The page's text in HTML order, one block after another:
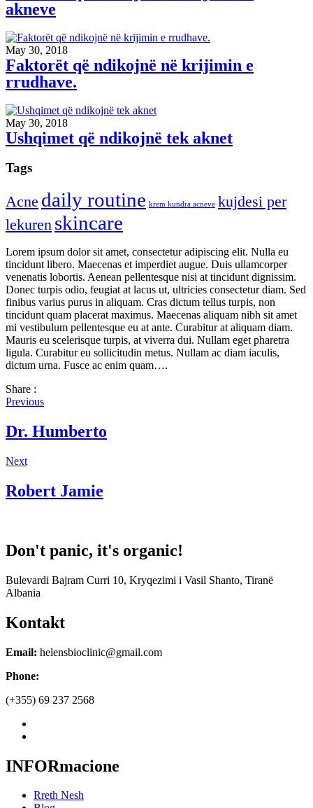
akneve
May 30, 2018
Faktorët që ndikojnë në krijimin e
rrudhave.
May 30, 2018
Ushqimet që ndikojnë tek aknet
Tags
Acne daily routine krem kundra acneve kujdesi per
lekuren skincare
Lorem ipsum dolor sit amet, consectetur adipiscing elit. Nulla eu
tincidunt libero. Maecenas et imperdiet augue. Duis ullamcorper
venenatis lobortis. Aenean pellentesque nisi at tincidunt dignissim.
Donec turpis odio, feugiat at lacus ut, ultricies consectetur diam. Sed
finibus varius purus in aliquam. Cras dictum tellus turpis, non
tincidunt quam placerat maximus. Maecenas aliquam nibh sit amet
mi vestibulum pellentesque eu at ante. Curabitur at aliquam diam.
Mauris eu scelerisque turpis, at viverra dui. Nullam eget pharetra
ligula. Curabitur eu sollicitudin metus. Nullam ac diam iaculis,
dictum urna. Fusce ac enim quam….
Share :
Previous
Dr. Humberto
Next
Robert Jamie
Don't panic, it's organic!
Bulevardi Bajram Curri 10, Kryqezimi i Vasil Shanto, Tiranë
Albania
Kontakt
Email: helensbioclinic@gmail.com
Phone:
(+355) 69 237 2568
INFORmacione
Rreth Nesh